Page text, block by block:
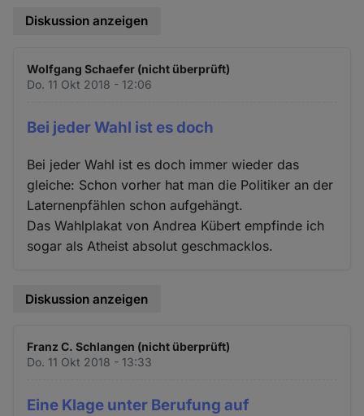
Diskussion anzeigen
Wolfgang Schaefer (nicht überprüft)
Do. 11 Okt 2018 - 12:06
Bei jeder Wahl ist es doch
Bei jeder Wahl ist es doch immer wieder das
gleiche: Schon vorher hat man die Politiker an der
Laternenpfählen schon aufgehängt.
Das Wahlplakat von Andrea Kübert empfinde ich
sogar als Atheist absolut geschmacklos.
Diskussion anzeigen
Franz C. Schlangen (nicht überprüft)
Do. 11 Okt 2018 - 13:33
Eine Klage unter Berufung auf